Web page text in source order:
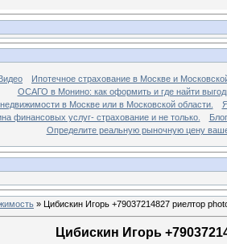
Видео
Ипотечное страхование в Москве и
ОСАГО в Монино: как оформить и где найти
в Москве или в Московской области.
финансовых услуг- страхование и не только.
Блог
Определите реальную рыночную цену
» Цибискин Игорь +79037214827 риелтор
Цибискин Игорь